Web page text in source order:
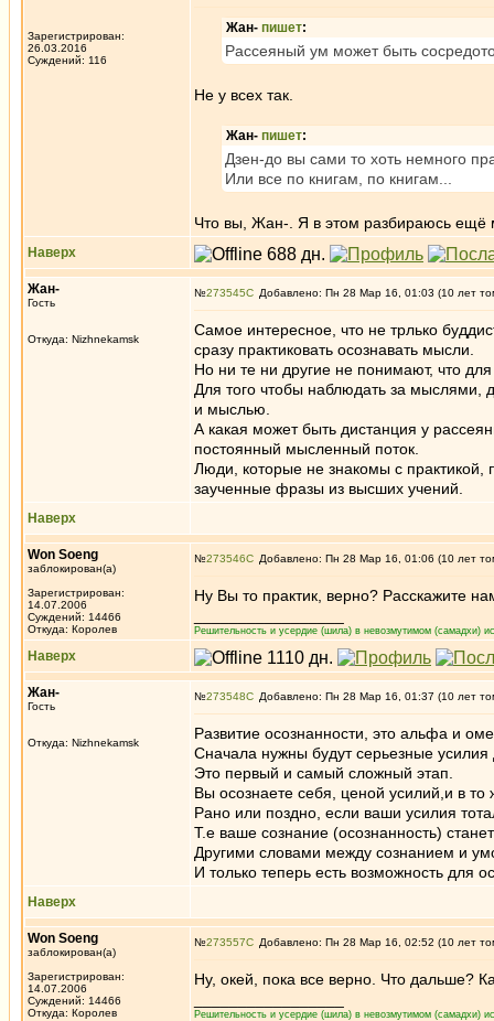
Зарегистрирован:
26.03.2016
Суждений: 116
Жан- пишет:
Рассеяный ум может быть
Не у всех так.
Жан- пишет:
Дзен-до вы сами то хоть немного
Или все по книгам, по книгам...
Что вы, Жан-. Я в этом разбираюсь ещё
Наверх
Жан-
Гость
Откуда: Nizhnekamsk
№273545 Добавлено: Пн 28 Мар 16, 01:03 (10 лет
Самое интересное, что не трлько
сразу практиковать осознавать мысли.
Но ни те ни другие не понимают, что
Для того чтобы наблюдать за
и мыслью.
А какая может быть дистанция у
постоянный мысленный поток.
Люди, которые не знакомы с практикой,
заученные фразы из высших учений.
Наверх
Won Soeng
заблокирован(а)
Зарегистрирован:
14.07.2006
Суждений: 14466
Откуда: Королев
№273546 Добавлено: Пн 28 Мар 16, 01:06 (10 лет
Ну Вы то практик, верно? Расскажите
Решительность и усердие (шила) в невозмутимом (самадхи)
Наверх
Жан-
Гость
Откуда: Nizhnekamsk
№273548 Добавлено: Пн 28 Мар 16, 01:37 (10 лет
Развитие осознанности, это альфа и
Сначала нужны будут серьезные
Это первый и самый сложный этап.
Вы осознаете себя, ценой усилий,и в
Рано или поздно, если ваши усилия
Т.е ваше сознание (осознанность)
Другими словами между сознанием и
И только теперь есть возможность для
Наверх
Won Soeng
заблокирован(а)
Зарегистрирован:
14.07.2006
Суждений: 14466
Откуда: Королев
№273557 Добавлено: Пн 28 Мар 16, 02:52 (10 лет
Ну, окей, пока все верно. Что дальше?
Решительность и усердие (шила) в невозмутимом (самадхи)